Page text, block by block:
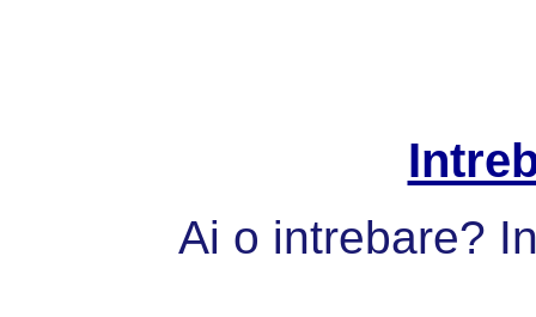
Ai o intrebare?